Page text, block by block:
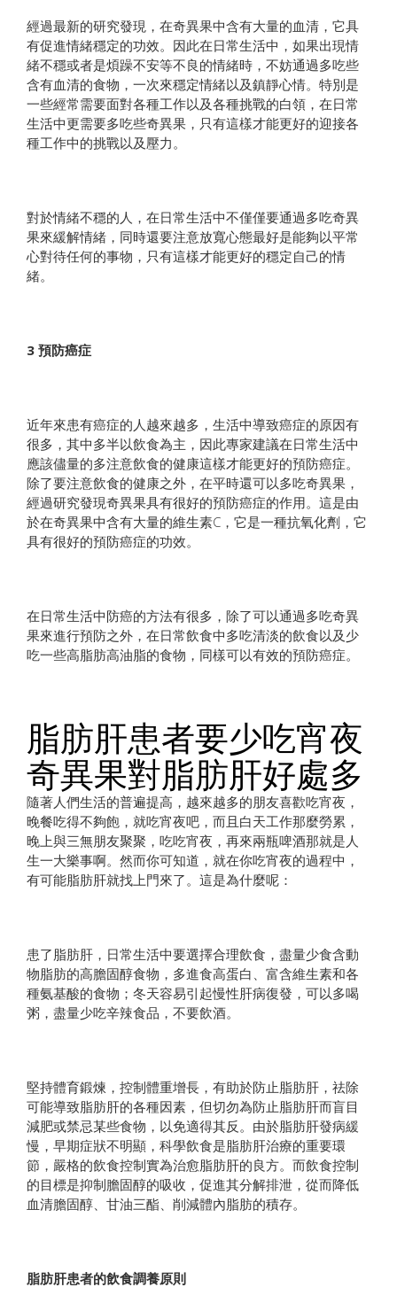
經過最新的研究發現，在奇異果中含有大量的血清，它具
有促進情緒穩定的功效。因此在日常生活中，如果出現情
緒不穩或者是煩躁不安等不良的情緒時，不妨通過多吃些
含有血清的食物，一次來穩定情緒以及鎮靜心情。特別是
一些經常需要面對各種工作以及各種挑戰的白領，在日常
生活中更需要多吃些奇異果，只有這樣才能更好的迎接各
種工作中的挑戰以及壓力。
對於情緒不穩的人，在日常生活中不僅僅要通過多吃奇異
果來緩解情緒，同時還要注意放寬心態最好是能夠以平常
心對待任何的事物，只有這樣才能更好的穩定自己的情
緒。
3 預防癌症
近年來患有癌症的人越來越多，生活中導致癌症的原因有
很多，其中多半以飲食為主，因此專家建議在日常生活中
應該儘量的多注意飲食的健康這樣才能更好的預防癌症。
除了要注意飲食的健康之外，在平時還可以多吃奇異果，
經過研究發現奇異果具有很好的預防癌症的作用。這是由
於在奇異果中含有大量的維生素C，它是一種抗氧化劑，它
具有很好的預防癌症的功效。
在日常生活中防癌的方法有很多，除了可以通過多吃奇異
果來進行預防之外，在日常飲食中多吃清淡的飲食以及少
吃一些高脂肪高油脂的食物，同樣可以有效的預防癌症。
脂肪肝患者要少吃宵夜
奇異果對脂肪肝好處多
隨著人們生活的普遍提高，越來越多的朋友喜歡吃宵夜，
晚餐吃得不夠飽，就吃宵夜吧，而且白天工作那麼勞累，
晚上與三無朋友聚聚，吃吃宵夜，再來兩瓶啤酒那就是人
生一大樂事啊。然而你可知道，就在你吃宵夜的過程中，
有可能脂肪肝就找上門來了。這是為什麼呢：
患了脂肪肝，日常生活中要選擇合理飲食，盡量少食含動
物脂肪的高膽固醇食物，多進食高蛋白、富含維生素和各
種氨基酸的食物；冬天容易引起慢性肝病復發，可以多喝
粥，盡量少吃辛辣食品，不要飲酒。
堅持體育鍛煉，控制體重增長，有助於防止脂肪肝，祛除
可能導致脂肪肝的各種因素，但切勿為防止脂肪肝而盲目
減肥或禁忌某些食物，以免適得其反。由於脂肪肝發病緩
慢，早期症狀不明顯，科學飲食是脂肪肝治療的重要環
節，嚴格的飲食控制實為治愈脂肪肝的良方。而飲食控制
的目標是抑制膽固醇的吸收，促進其分解排泄，從而降低
血清膽固醇、甘油三酯、削減體內脂肪的積存。
脂肪肝患者的飲食調養原則